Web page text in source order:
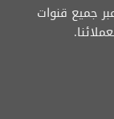
جميع قنوات